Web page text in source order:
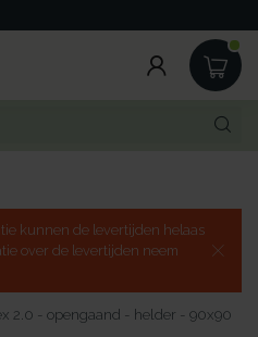
kunnen de levertijden helaas
over de levertijden neem
2.0 - opengaand - helder - 90x90